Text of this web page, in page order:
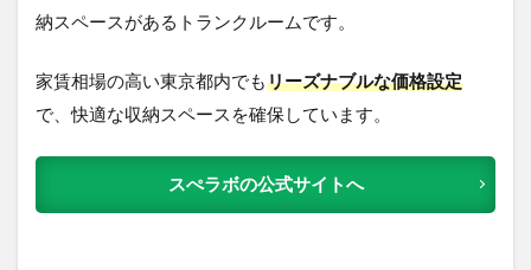
納スペースがあるトランクルームです。
家賃相場の高い東京都内でもリーズナブルな価格設定
で、快適な収納スペースを確保しています。
スぺラボの公式サイトへ